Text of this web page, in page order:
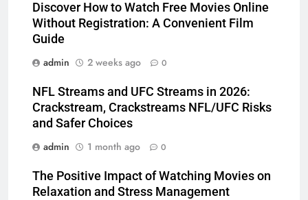
Discover How to Watch Free Movies Online
Without Registration: A Convenient Film
Guide
admin
2 weeks ago 0
NFL Streams and UFC Streams in 2026:
Crackstream, Crackstreams NFL/UFC Risks
and Safer Choices
admin
1 month ago 0
The Positive Impact of Watching Movies on
Relaxation and Stress Management